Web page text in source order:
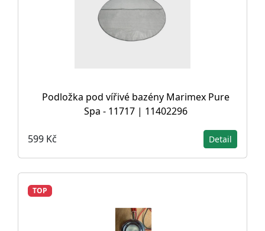
Podložka pod vířivé bazény Marimex Pure
Spa - 11717 | 11402296
599 Kč Detail
TOP